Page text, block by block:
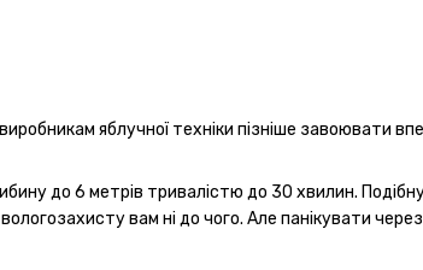
яблучної техніки пізніше завоювати
до 6 метрів тривалістю до 30 хвилин.
вам ні до чого. Але панікувати